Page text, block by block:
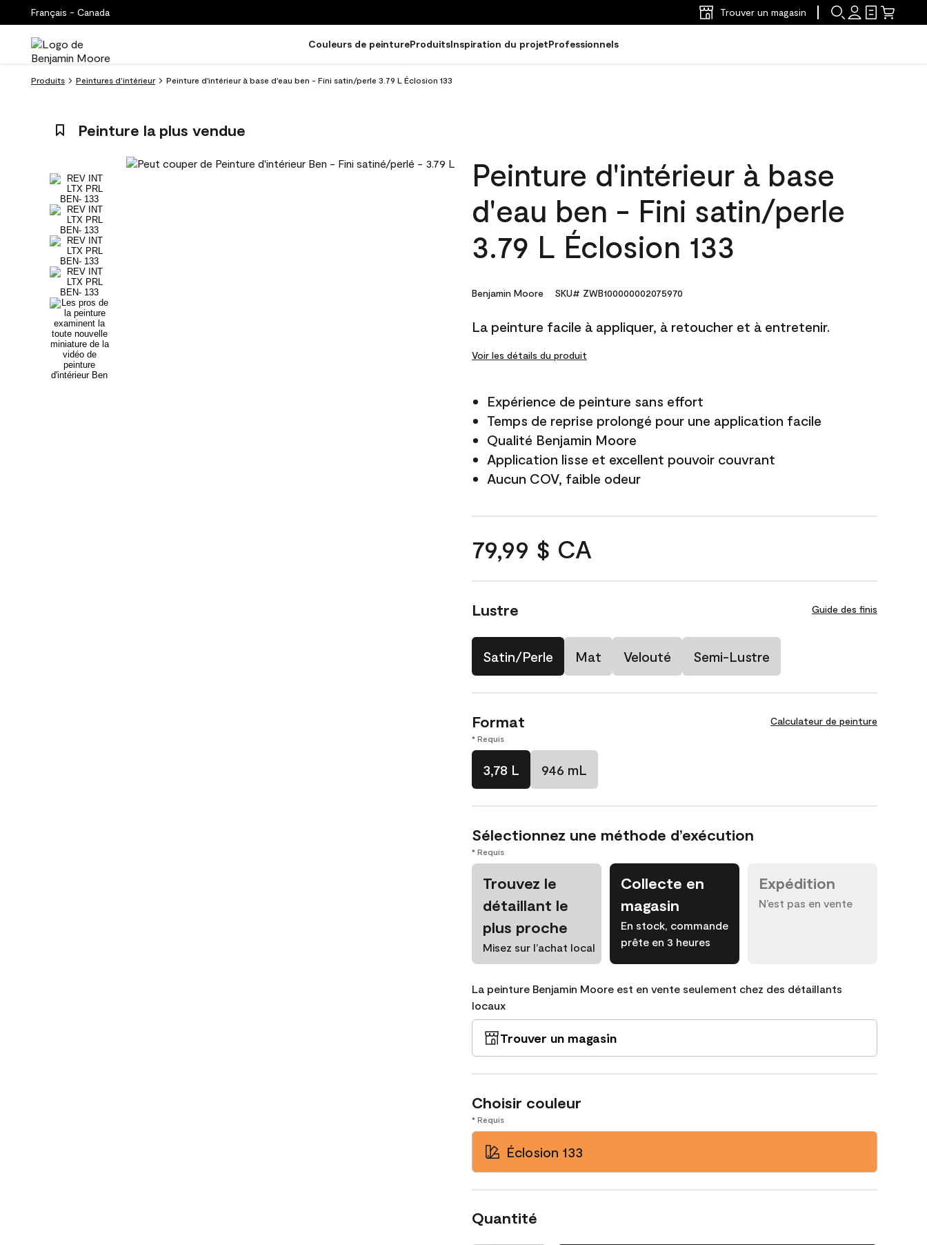
Français - Canada Trouver un magasin
Couleurs de peintureProduitsInspiration du projetProfessionnels
Produits Peintures d’intérieur Peinture d'intérieur à base d'eau ben - Fini satin/perle 3.79 L Éclosion 133
Peinture la plus vendue
Peinture d'intérieur à base
d'eau ben - Fini satin/perle
3.79 L Éclosion 133
Benjamin Moore SKU# ZWB100000002075970
La peinture facile à appliquer, à retoucher et à entretenir.
Voir les détails du produit
Expérience de peinture sans effort
Temps de reprise prolongé pour une application facile
Qualité Benjamin Moore
Application lisse et excellent pouvoir couvrant
Aucun COV, faible odeur
79,99 $ CA
Lustre Guide des finis
Satin/Perle Mat Velouté Semi-Lustre
Format Calculateur de peinture
* Requis
3,78 L 946 mL
Sélectionnez une méthode d’exécution
* Requis
Trouvez le
détaillant le
plus proche
Misez sur l’achat local
Collecte en
magasin
En stock, commande
prête en 3 heures
Expédition
N’est pas en vente
La peinture Benjamin Moore est en vente seulement chez des détaillants
locaux
Trouver un magasin
Choisir couleur
* Requis
Éclosion 133
Quantité